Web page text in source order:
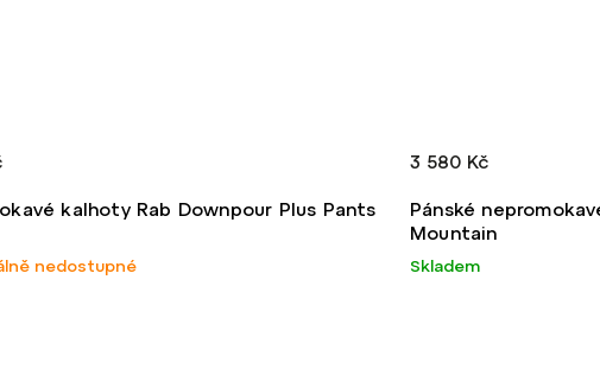
Pánské nepromokavé kalhoty Rab Downpour
Skladem
Pánské